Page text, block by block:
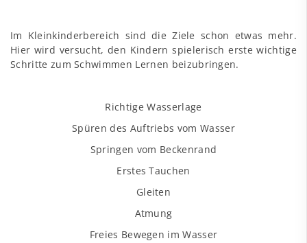
Im Kleinkinderbereich sind die Ziele schon etwas mehr.
Hier wird versucht, den Kindern spielerisch erste wichtige
Schritte zum Schwimmen Lernen beizubringen.
Richtige Wasserlage
Spüren des Auftriebs vom Wasser
Springen vom Beckenrand
Erstes Tauchen
Gleiten
Atmung
Freies Bewegen im Wasser